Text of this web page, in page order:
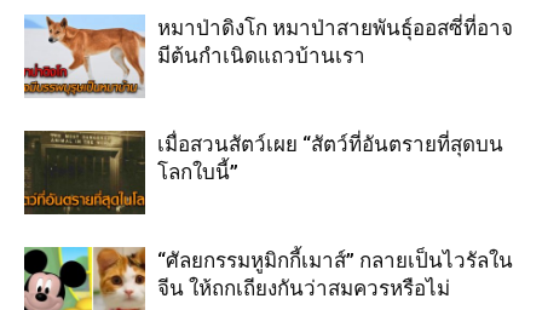
หมาป่าดิงโก หมาป่าสายพันธุ์ออสซี่ที่อาจ
มีต้นกำเนิดแถวบ้านเรา
เมื่อสวนสัตว์เผย “สัตว์ที่อันตรายที่สุดบน
โลกใบนี้”
“ศัลยกรรมหูมิกกี้เมาส์” กลายเป็นไวรัลใน
จีน ให้ถกเถียงกันว่าสมควรหรือไม่